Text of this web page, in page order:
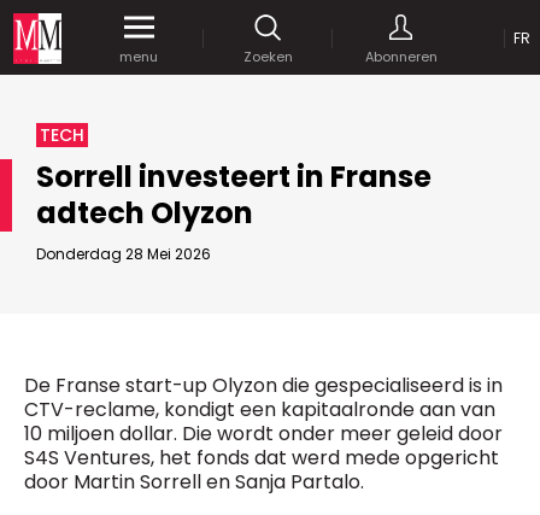
menu Zoeken Abonneren
FR
TECH
Sorrell investeert in Franse
adtech Olyzon
Donderdag 28 Mei 2026
De Franse start-up Olyzon die gespecialiseerd is in
CTV-reclame, kondigt een kapitaalronde aan van
10 miljoen dollar. Die wordt onder meer geleid door
S4S Ventures, het fonds dat werd mede opgericht
door Martin Sorrell en Sanja Partalo.
JE WACHTWOORD VERSTUREN
OP
MARCOM WORLD SRL
Mix Brussels - Vorstlaan 25 bus 5
1160 Brussels - Belgïe
E-mail :info@mm.be
Managing Director
Jean-Vianney Philippe
0471 92 01 98
jeanvianney@mm.be
Gebruikaanhalingstekens("") rond de
zoektermen, zodat er op de exacte combinatie
gezocht wordt.
Gebruik hetplusteken (+)tussen de zoektermen
Krijg gedurende een maand gratistoegang
Bedrijfsabonnement